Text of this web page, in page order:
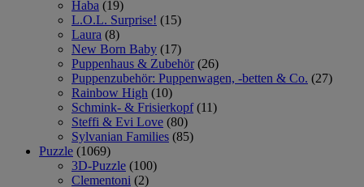
Haba (19)
L.O.L. Surprise! (15)
Laura (8)
New Born Baby (17)
Puppenhaus & Zubehör (26)
Puppenzubehör: Puppenwagen, -betten & Co. (27)
Rainbow High (10)
Schmink- & Frisierkopf (11)
Steffi & Evi Love (80)
Sylvanian Families (85)
Puzzle (1069)
3D-Puzzle (100)
Clementoni (2)